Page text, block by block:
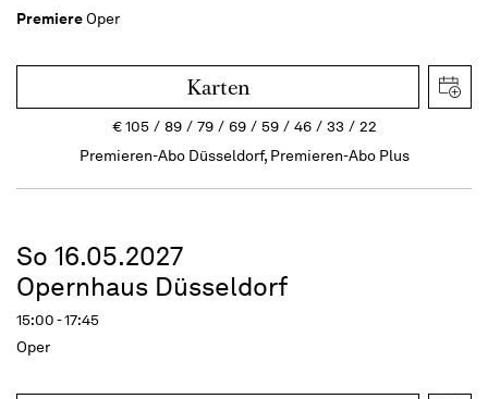
PremiereOper
Karten
€105 89 79 69 59 46 33
22
Premieren-Abo Düsseldorf, Premieren-Abo Plus
So 16.05.2027
Opernhaus Düsseldorf
15:00 - 17:45
Oper